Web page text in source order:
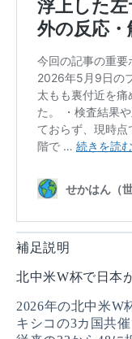
補足説明
北中米W杯で日本
2026年の北中米W
キシコの3カ国共